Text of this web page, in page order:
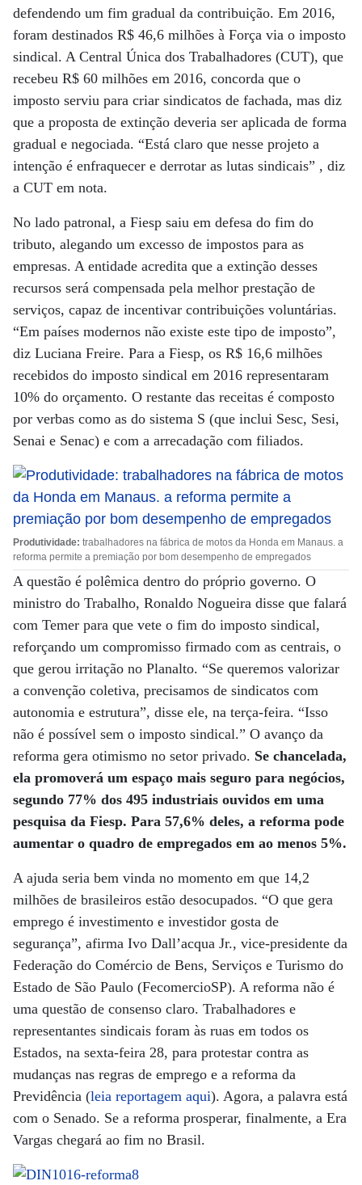
defendendo um fim gradual da contribuição. Em 2016,
foram destinados R$ 46,6 milhões à Força via o imposto
sindical. A Central Única dos Trabalhadores (CUT), que
recebeu R$ 60 milhões em 2016, concorda que o
imposto serviu para criar sindicatos de fachada, mas diz
que a proposta de extinção deveria ser aplicada de forma
gradual e negociada. “Está claro que nesse projeto a
intenção é enfraquecer e derrotar as lutas sindicais” , diz
a CUT em nota.
No lado patronal, a Fiesp saiu em defesa do fim do
tributo, alegando um excesso de impostos para as
empresas. A entidade acredita que a extinção desses
recursos será compensada pela melhor prestação de
serviços, capaz de incentivar contribuições voluntárias.
“Em países modernos não existe este tipo de imposto”,
diz Luciana Freire. Para a Fiesp, os R$ 16,6 milhões
recebidos do imposto sindical em 2016 representaram
10% do orçamento. O restante das receitas é composto
por verbas como as do sistema S (que inclui Sesc, Sesi,
Senai e Senac) e com a arrecadação com filiados.
Produtividade: trabalhadores na fábrica de motos da Honda em Manaus. a
reforma permite a premiação por bom desempenho de empregados
A questão é polêmica dentro do próprio governo. O
ministro do Trabalho, Ronaldo Nogueira disse que falará
com Temer para que vete o fim do imposto sindical,
reforçando um compromisso firmado com as centrais, o
que gerou irritação no Planalto. “Se queremos valorizar
a convenção coletiva, precisamos de sindicatos com
autonomia e estrutura”, disse ele, na terça-feira. “Isso
não é possível sem o imposto sindical.” O avanço da
reforma gera otimismo no setor privado. Se chancelada,
ela promoverá um espaço mais seguro para negócios,
segundo 77% dos 495 industriais ouvidos em uma
pesquisa da Fiesp. Para 57,6% deles, a reforma pode
aumentar o quadro de empregados em ao menos 5%.
A ajuda seria bem vinda no momento em que 14,2
milhões de brasileiros estão desocupados. “O que gera
emprego é investimento e investidor gosta de
segurança”, afirma Ivo Dall’acqua Jr., vice-presidente da
Federação do Comércio de Bens, Serviços e Turismo do
Estado de São Paulo (FecomercioSP). A reforma não é
uma questão de consenso claro. Trabalhadores e
representantes sindicais foram às ruas em todos os
Estados, na sexta-feira 28, para protestar contra as
mudanças nas regras de emprego e a reforma da
Previdência (leia reportagem aqui). Agora, a palavra está
com o Senado. Se a reforma prosperar, finalmente, a Era
Vargas chegará ao fim no Brasil.